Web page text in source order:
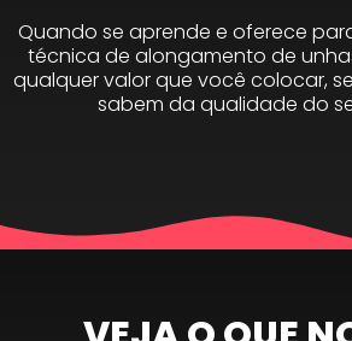
Quando se aprende e oferece
técnica de alongamento de
qualquer valor que você colocar,
sabem da qualidade do